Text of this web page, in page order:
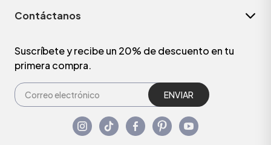
Contáctanos
Suscríbete y recibe un 20% de descuento en tu
primera compra.
ENVIAR